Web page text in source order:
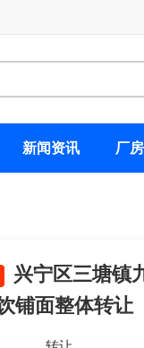
新闻资讯 厂
兴宁区三塘镇
铺面整体转让